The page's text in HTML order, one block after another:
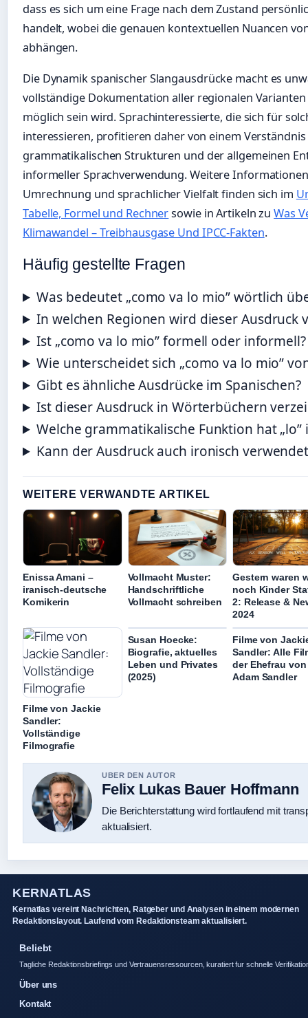
dass es sich um eine Frage nach dem Zustand
handelt, wobei die genauen kontextuellen Nuancen
abhängen.
Die Dynamik spanischer Slangausdrücke macht es
vollständige Dokumentation aller regionalen
möglich sein wird. Sprachinteressierte, die sich für
interessieren, profitieren daher von einem
grammatikalischen Strukturen und der allgemeinen
informeller Sprachverwendung. Weitere
Umrechnung und sprachlicher Vielfalt finden sich im
Tabelle, Formel und Rechnersowie in Artikeln zuWas
Klimawandel – Treibhausgase Und IPCC-Fakten.
Häufig gestellte Fragen
Was bedeutet „como va lo mio” wörtlich
In welchen Regionen wird dieser Ausdruck
Ist „como va lo mio” formell oder informell?
Wie unterscheidet sich „como va lo mio”
Gibt es ähnliche Ausdrücke im Spanischen?
Ist dieser Ausdruck in Wörterbüchern
Welche grammatikalische Funktion hat „lo”
Kann der Ausdruck auch ironisch
WEITERE VERWANDTE ARTIKEL
Enissa Amani –
iranisch-deutsche
Komikerin
Vollmacht Muster:
Handschriftliche
Vollmacht schreiben
Gestern waren
noch Kinder
2: Release &
2024
Filme von Jackie
Sandler:
Vollständige
Filmografie
Susan Hoecke:
Biografie, aktuelles
Leben und Privates
(2025)
Filme von
Sandler: Alle
der Ehefrau von
Adam Sandler
UBER DEN AUTOR
Felix Lukas Bauer Hoffmann
Die Berichterstattung wird fortlaufend mit
aktualisiert.
KERNATLAS
Kernatlas vereint Nachrichten, Ratgeber und Analysen in einem modernen
Redaktionslayout. Laufend vom Redaktionsteam aktualisiert.
Beliebt
Tagliche Redaktionsbriefings und Vertrauensressourcen, kuratiert fur schnelle
Über uns
Kontakt